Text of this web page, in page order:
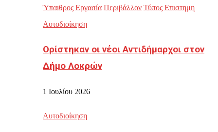
Ύπαιθρος Εργασία Περιβάλλον Τύπος Επιστημη
Αυτοδιοίκηση
Ορίστηκαν οι νέοι Αντιδήμαρχοι στον
Δήμο Λοκρών
1 Ιουλίου 2026
Αυτοδιοίκηση